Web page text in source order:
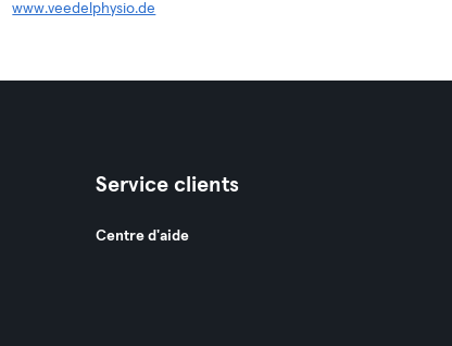
www.veedelphysio.de
Service clients
Centre d'aide